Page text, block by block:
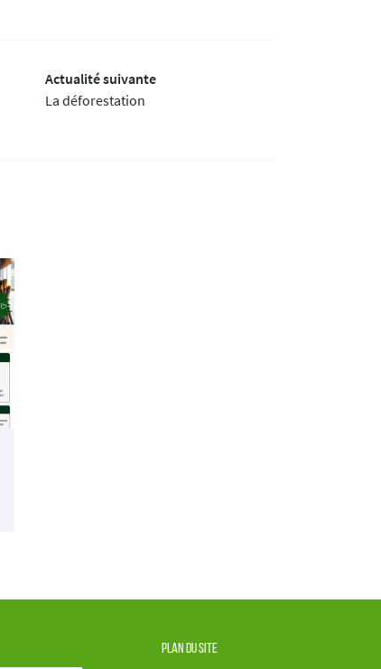
Actualité suivante
La déforestation
Plan du site